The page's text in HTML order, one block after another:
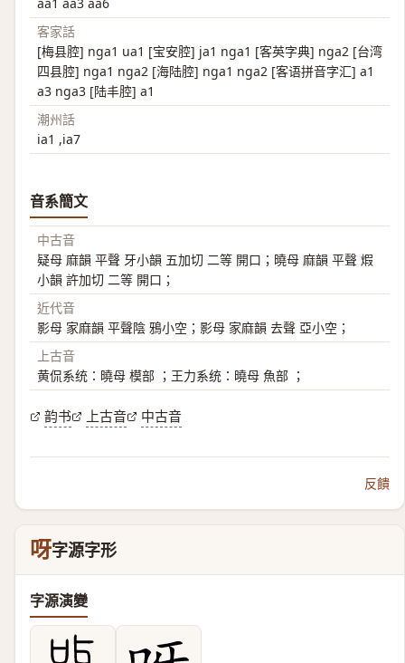
客家話
[梅县腔] nga1 ua1 [宝安腔] ja1 nga1 [客英字典] nga2 [台湾
四县腔] nga1 nga2 [海陆腔] nga1 nga2 [客语拼音字汇] a1
a3 nga3 [陆丰腔] a1
潮州話
ia1 ,ia7
音系簡文
中古音
疑母 麻韻 平聲 牙小韻 五加切 二等 開口；曉母 麻韻 平聲 煆
小韻 許加切 二等 開口；
近代音
影母 家麻韻 平聲陰 鴉小空；影母 家麻韻 去聲 亞小空；
上古音
黄侃系统：曉母 模部 ；王力系统：曉母 魚部 ；
韵书 上古音 中古音
反饋
呀字源字形
字源演變